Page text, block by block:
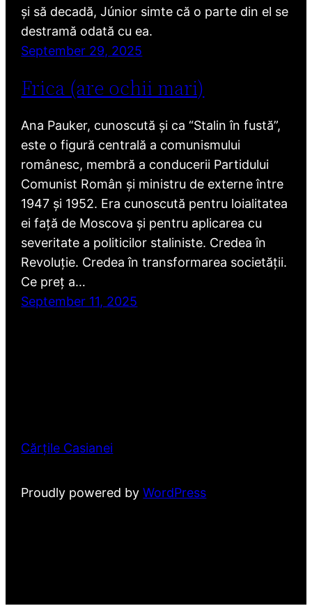
și să decadă, Júnior simte că o parte din el se
destramă odată cu ea.
September 29, 2025
Frica (are ochii mari)
Ana Pauker, cunoscută și ca “Stalin în fustă”,
este o figură centrală a comunismului
românesc, membră a conducerii Partidului
Comunist Român și ministru de externe între
1947 și 1952. Era cunoscută pentru loialitatea
ei față de Moscova și pentru aplicarea cu
severitate a politicilor staliniste. Credea în
Revoluție. Credea în transformarea societății.
Ce preț a…
September 11, 2025
Cărțile Casianei
Proudly powered byWordPress